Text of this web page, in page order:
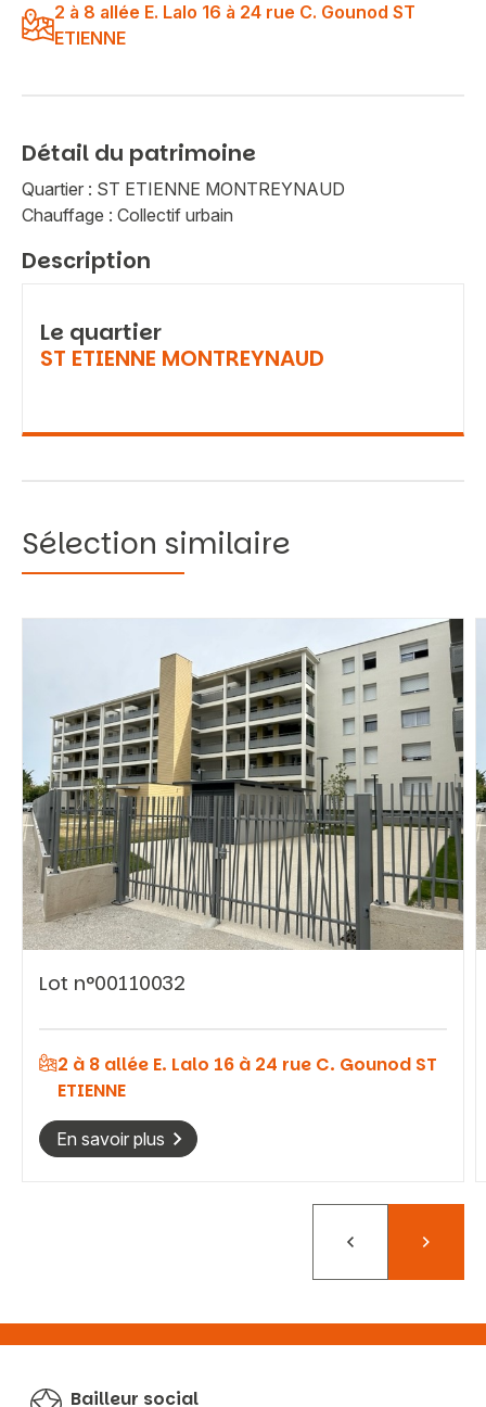
Vous recherchez&nbsp;:
Rechercher
2 à 8 allée E. Lalo 16 à 24 rue C. Gounod ST
ETIENNE
Détail du patrimoine
Quartier : ST ETIENNE MONTREYNAUD
Chauffage : Collectif urbain
Description
Le quartier
ST ETIENNE MONTREYNAUD
Sélection similaire
Lot n°00110032
2 à 8 allée E. Lalo 16 à 24 rue C. Gounod ST
ETIENNE
En savoir plus
PrécédentSuivant
Bailleur social